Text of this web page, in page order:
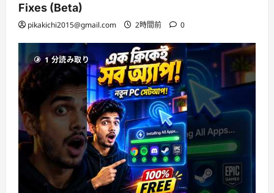
Fixes (Beta)
pikakichi2015@gmail.com 2時間前 0
1 分読み取り